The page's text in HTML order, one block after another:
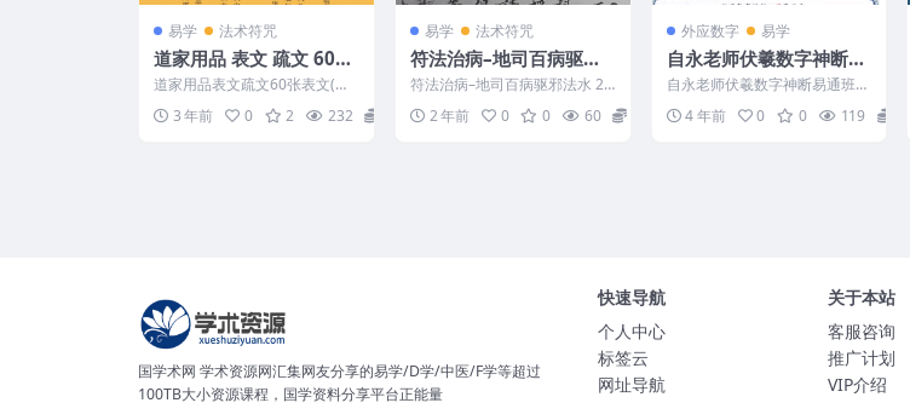
易学 法术符咒
道家用品 表文 疏文 60张
表文(电子扫描版)
道家用品表文疏文60张表文(电
子扫描版) Y2307-177 阴债化
解、表文、疏...
3 年前 0 2 232
易学 法术符咒
符法治病–地司百病驱邪
法水
符法治病–地司百病驱邪法水 24
2 年前 0 0 60
外应数字 易学
自永老师伏羲数字神断易
通班课程视频49集
自永老师伏羲数字神断易通班课
程视频49集讲解详细适合一看
编号：F5504 ├─...
4 年前 0 0 119
国学术网 学术资源网汇集网友分享的易学/D学/中医/F学等超过
100TB大小资源课程，国学资料分享平台正能量
快速导航
个人中心
标签云
网址导航
关于本站
客服咨询
推广计划
VIP介绍